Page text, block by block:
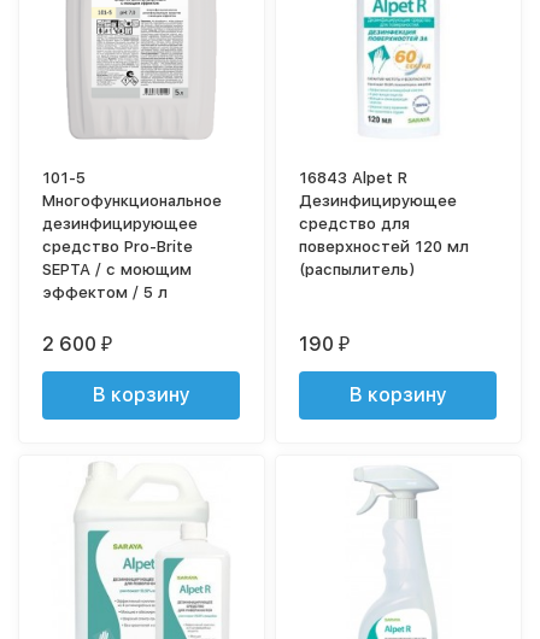
101-5
Многофункциональное
дезинфицирующее
средство Pro-Brite
SEPTA / с моющим
эффектом / 5 л
2 600₽
В корзину
16843 Alpet R
Дезинфицирующее
средство для
поверхностей 120 мл
(распылитель)
190₽
В корзину